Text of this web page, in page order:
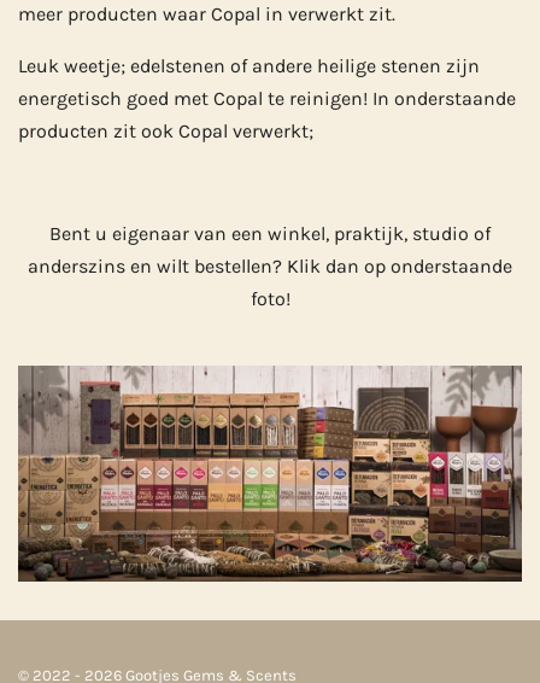
meer producten waar Copal in verwerkt zit.
Leuk weetje; edelstenen of andere heilige stenen zijn
energetisch goed met Copal te reinigen! In onderstaande
producten zit ook Copal verwerkt;
Bent u eigenaar van een winkel, praktijk, studio of
anderszins en wilt bestellen? Klik dan op onderstaande
foto!
© 2022 - 2026 Gootjes Gems & Scents